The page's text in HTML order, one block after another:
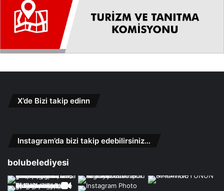
X’de Bizi takip edinn
Instagram’da bizi takip edebilirsiniz…
bolubelediyesi